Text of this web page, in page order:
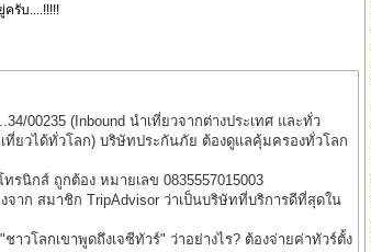
รับ....!!!!!
00235 (Inbound นำเที่ยวจากต่างประเทศ และทั่ว
เที่ยวได้ทั่วโลก) บริษัทประกันภัย ต้องดูแลคุ้มครองทั่วโลก
รนิกส์ ถูกต้อง หมายเลข 0835557015003
าก สมาชิก TripAdvisor ว่าเป็นบริษัทที่บริการดีที่สุดใน
าวโลกเขาพูดถึงเจซีทัวร์" ว่าอย่างไร? ต้องจ่ายค่าทัวร์ตั้ง